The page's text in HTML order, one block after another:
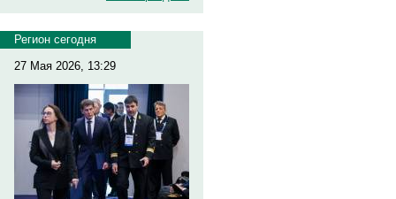
Регион сегодня
27 Мая 2026, 13:29